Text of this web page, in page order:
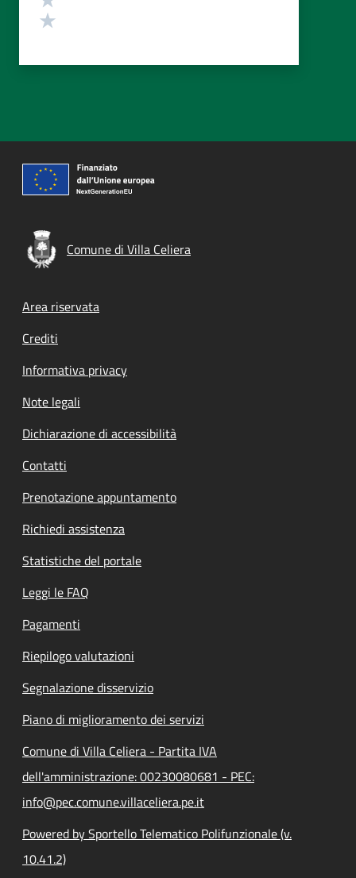
Comune di Villa Celiera
Footer menu
Area riservata
Crediti
Informativa privacy
Note legali
Dichiarazione di accessibilità
Contatti
Prenotazione appuntamento
Richiedi assistenza
Statistiche del portale
Leggi le FAQ
Pagamenti
Riepilogo valutazioni
Segnalazione disservizio
Piano di miglioramento dei servizi
Comune di Villa Celiera - Partita IVA
dell'amministrazione: 00230080681 - PEC:
info@pec.comune.villaceliera.pe.it
Powered by Sportello Telematico Polifunzionale (v.
10.41.2)